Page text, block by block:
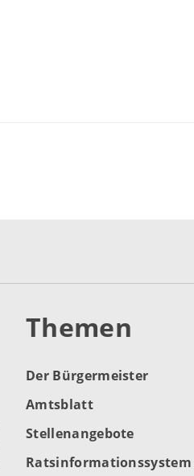
Themen
Der Bürgermeister
Amtsblatt
Stellenangebote
Ratsinformationssystem